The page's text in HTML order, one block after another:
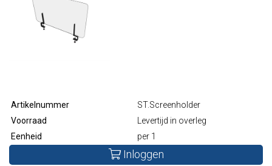
Artikelnummer
ST.Screenholder
Voorraad
Levertijd in overleg
Eenheid
per 1
Inloggen